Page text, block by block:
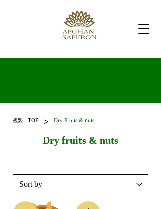
複製 - TOP > Dry Fruits & nuts
Dry fruits & nuts